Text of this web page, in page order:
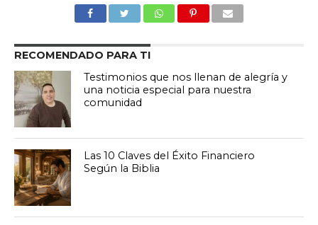
RECOMENDADO PARA TI
Testimonios que nos llenan de alegría y
una noticia especial para nuestra
comunidad
Las 10 Claves del Éxito Financiero
Según la Biblia